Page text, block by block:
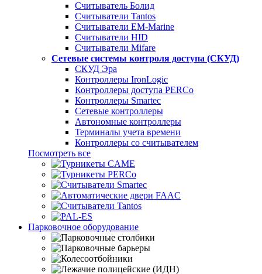
Считыватель Болид
Считыватели Tantos
Считыватели EM-Marine
Считыватели HID
Считыватели Mifare
Сетевые системы контроля доступа (СКУД)
СКУД Эра
Контроллеры IronLogic
Контроллеры доступа PERCo
Контроллеры Smartec
Сетевые контроллеры
Автономные контроллеры
Терминалы учета времени
Контроллеры со считывателем
Посмотреть все
Парковочное оборудование